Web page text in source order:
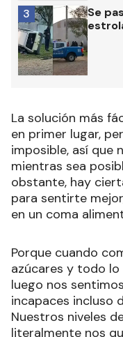
Se
3
La solución más
en primer lugar,
imposible, así que
mientras sea
obstante, hay
para sentirte
en un coma
Porque cuando
azúcares y todo
luego nos
incapaces incluso
Nuestros niveles
literalmente nos